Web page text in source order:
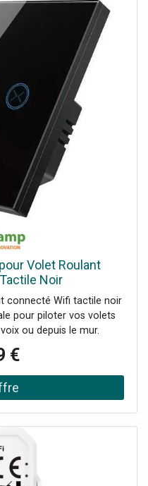
compact 86x86mm lui
dans votre intérieur.
La surface tactile
l'ouverture et la
simplicité. Le retour
compte de l'ordre. Très
d'utilisation optimal.
sur cet interrupteur
à votre écoute pour
du produit.
Volet Roulant
Noir
connecté Wifi tactile noir
pour piloter vos volets
ou depuis le mur.
et Amazon Alexa.
pour Volet Roulant
épuré qui se fond dans
noir et son style
discrètement dans votre
et silencieuses La
l'ouverture et la
en silence et en douceur.
€